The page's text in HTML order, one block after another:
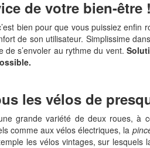
de votre bien-être !
bien pour que vous puissiez
de son utilisateur. Simplissime
de s’envoler au rythme du vent.
les vélos de
grande variété de deux roues,
comme aux vélos électriques, la
les vélos vintages, sur lesquels